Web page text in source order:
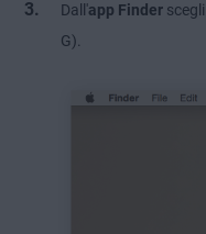
Dall'app Finder scegli
G).